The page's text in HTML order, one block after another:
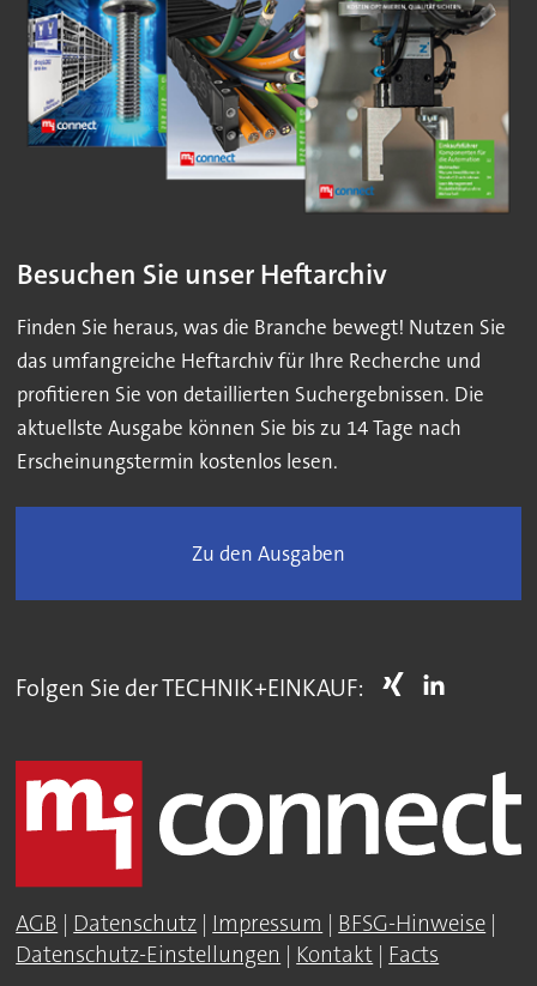
Besuchen Sie unser Heftarchiv
Finden Sie heraus, was die Branche bewegt! Nutzen Sie
das umfangreiche Heftarchiv für Ihre Recherche und
profitieren Sie von detaillierten Suchergebnissen. Die
aktuellste Ausgabe können Sie bis zu 14 Tage nach
Erscheinungstermin kostenlos lesen.
Zu den Ausgaben
Folgen Sie der TECHNIK+EINKAUF:
AGB Datenschutz Impressum BFSG-Hinweise
Datenschutz-Einstellungen
Kontakt Facts